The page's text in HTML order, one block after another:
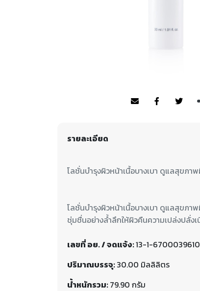
รายละเอียด
โลชั่นบำรุงผิวหน้าเนื้อบางเบา ดูแลสุขภ
ชุ่มชื่นอย่างล้ำลึกให้ผิวคืนความเปล่งปลั่ง
เลขที่ อย. / จดแจ้ง:13-1-6700039610
ปริมาณบรรจุ:30.00 มิลลิลิตร
น้ำหนักรวม:79.90 กรัม